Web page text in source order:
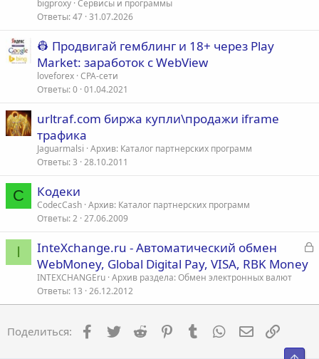
bigproxy Сервисы и программы
Ответы 47 31.07.2026
👷 Продвигай гемблинг и 18+ через Play
Market: заработок с WebView
loveforex CPA-сети
Ответы 0 01.04.2021
urltraf.com биржа купли\продажи iframe
трафика
Jaguarmalsi Архив: Каталог партнерских программ
Ответы 3 28.10.2011
C Кодеки
CodecCash Архив: Каталог партнерских программ
Ответы 2 27.06.2009
I
З
InteXchange.ru - Автоматический обмен
WebMoney, Global Digital Pay, VISA, RBK Money
INTEXCHANGEru Архив раздела: Обмен электронных валют
Ответы 13 26.12.2012
Поделиться: Facebook
Twitter Reddit PinterestTumblr WhatsApp